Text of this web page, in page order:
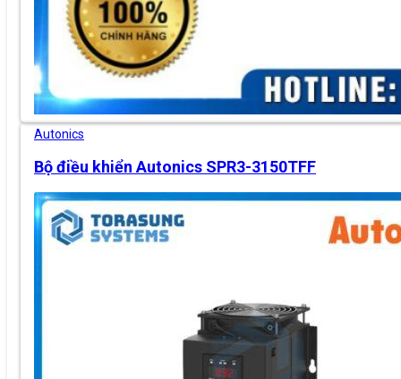
Autonics
Bộ điều khiển Autonics SPR3-3150TFF